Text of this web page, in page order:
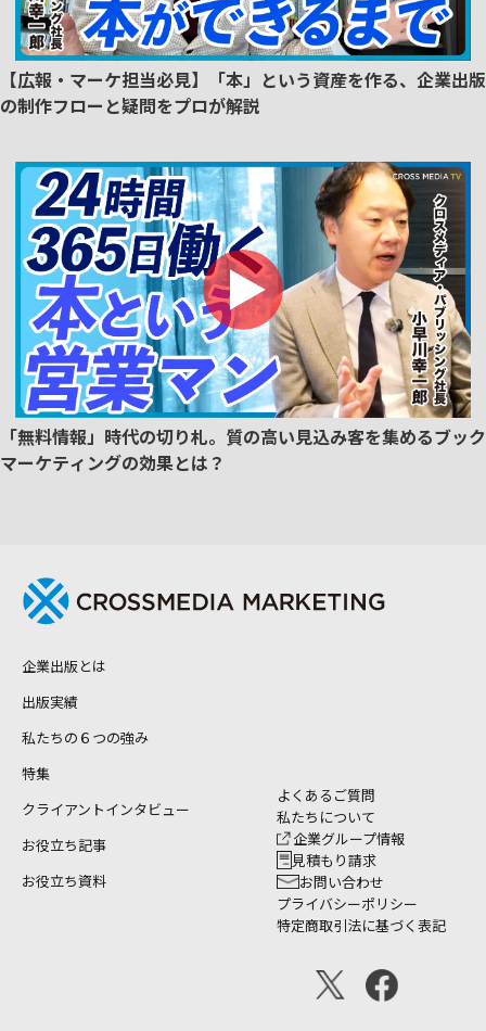
【広報・マーケ担当必見】「本」という資産を作る、企業出版
の制作フローと疑問をプロが解説
「無料情報」時代の切り札。質の高い見込み客を集めるブック
マーケティングの効果とは？
企業出版とは
出版実績
私たちの６つの強み
特集
クライアントインタビュー
お役立ち記事
お役立ち資料
よくあるご質問
私たちについて
企業グループ情報
見積もり請求
お問い合わせ
プライバシーポリシー
特定商取引法に基づく表記